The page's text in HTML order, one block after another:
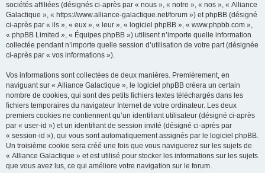
sociétés affiliées (désignés ci-après par « nous », « notre », « nos », « Alliance
Galactique », « https://www.alliance-galactique.net/forum ») et phpBB (désigné
ci-après par « ils », « eux », « leur », « logiciel phpBB », « www.phpbb.com »,
« phpBB Limited », « Équipes phpBB ») utilisent n’importe quelle information
collectée pendant n’importe quelle session d’utilisation de votre part (désignée
ci-après par « vos informations »).
Vos informations sont collectées de deux manières. Premièrement, en
naviguant sur « Alliance Galactique », le logiciel phpBB créera un certain
nombre de cookies, qui sont des petits fichiers textes téléchargés dans les
fichiers temporaires du navigateur Internet de votre ordinateur. Les deux
premiers cookies ne contiennent qu’un identifiant utilisateur (désigné ci-après
par « user-id ») et un identifiant de session invité (désigné ci-après par
« session-id »), qui vous sont automatiquement assignés par le logiciel phpBB.
Un troisième cookie sera créé une fois que vous naviguerez sur les sujets de
« Alliance Galactique » et est utilisé pour stocker les informations sur les sujets
que vous avez lus, ce qui améliore votre navigation sur le forum.